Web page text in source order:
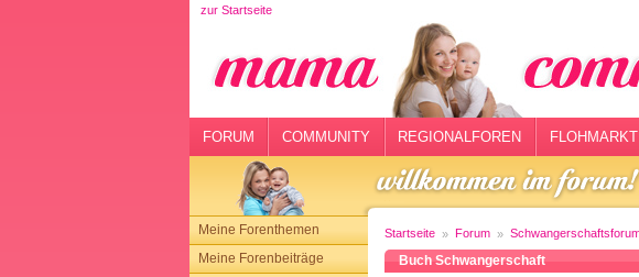
zur Startseite
FORUM COMMUNITY REGIONALFOREN FLOHMARKT
Meine Forenthemen
Meine Forenbeiträge
Startseite Forum
Buch Schwangerschaft